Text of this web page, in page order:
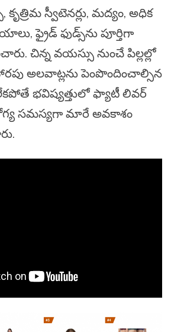
కృత్రిమ స్వీటెనర్లు, మద్యం, అధిక
ఫ్రైడ్ ఫుడ్స్‌ను పూర్తిగా
చిన్న వయస్సు నుంచే పిల్లల్లో
అలవాట్లను పెంపొందించాల్సిన
భవిష్యత్తులో ఫ్యాటీ లివర్
సమస్యగా మారే అవకాశం